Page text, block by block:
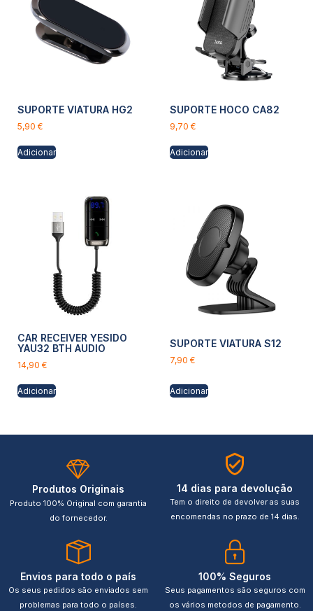
SUPORTE VIATURA HG2
5,90 €
Adicionar
SUPORTE HOCO CA82
9,70 €
Adicionar
CAR RECEIVER YESIDO
YAU32 BTH AUDIO
14,90 €
Adicionar
SUPORTE VIATURA S12
7,90 €
Adicionar
Produtos Originais
Produto 100% Original com garantia
do fornecedor.
14 dias para devolução
Tem o direito de devolver as suas
encomendas no prazo de 14 dias.
Envios para todo o país
Os seus pedidos são enviados sem
problemas para todo o países.
100% Seguros
Seus pagamentos são seguros com
os vários metodos de pagamento.